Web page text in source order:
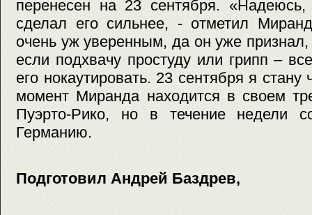
перенесен на 23 сентября.
сделал его сильнее, - отметил
очень уж уверенным, да он уже
если подхвачу простуду или грипп –
его нокаутировать. 23 сентября я
момент Миранда находится в своем
Пуэрто-Рико, но в течение недели
Германию.
Подготовил Андрей Баздрев,